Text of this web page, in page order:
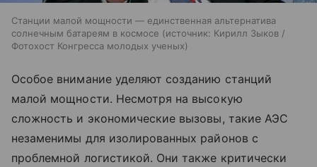
Станции малой мощности — единственная альтернатива
солнечным батареям в космосе
источник: Кирилл Зыков /
Фотохост Конгресса молодых ученых
Особое внимание уделяют созданию станций
малой мощности. Несмотря на высокую
сложность и экономические вызовы, такие АЭС
незаменимы для изолированных районов с
проблемной логистикой. Они также критически